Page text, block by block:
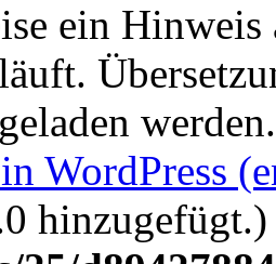
ein
WordPress